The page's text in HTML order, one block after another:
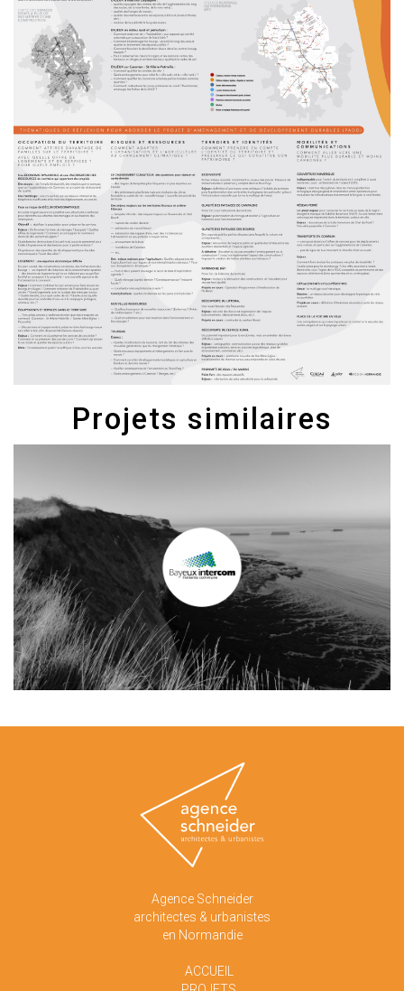
Projets similaires
Agence Schneider
architectes & urbanistes
en Normandie
ACCUEIL